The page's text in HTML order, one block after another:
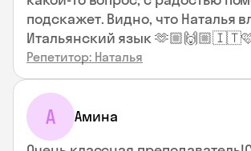
подскажет. Видно, что Наталья
Итальянский язык
Репетитор: Наталья
А Амина